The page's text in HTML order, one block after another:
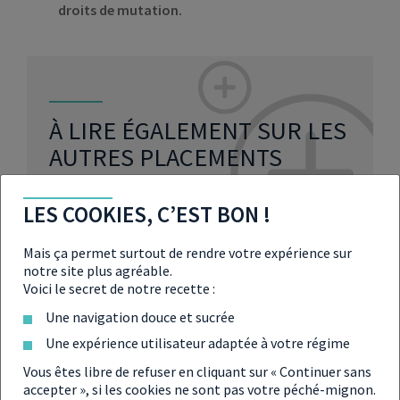
droits de mutation.
À LIRE ÉGALEMENT SUR LES
AUTRES PLACEMENTS
œuvres d’art
Placement : comment se constituer
une cave patrimoniale
L’actif forestier, cet outil de
défiscalisation méconnu
LES COOKIES, C’EST BON !
Mais ça permet surtout de rendre votre expérience sur
notre site plus agréable.
Voici le secret de notre recette :
Une navigation douce et sucrée
Une expérience utilisateur adaptée à votre régime
Vous êtes libre de refuser en cliquant sur « Continuer sans
accepter », si les cookies ne sont pas votre péché-mignon.